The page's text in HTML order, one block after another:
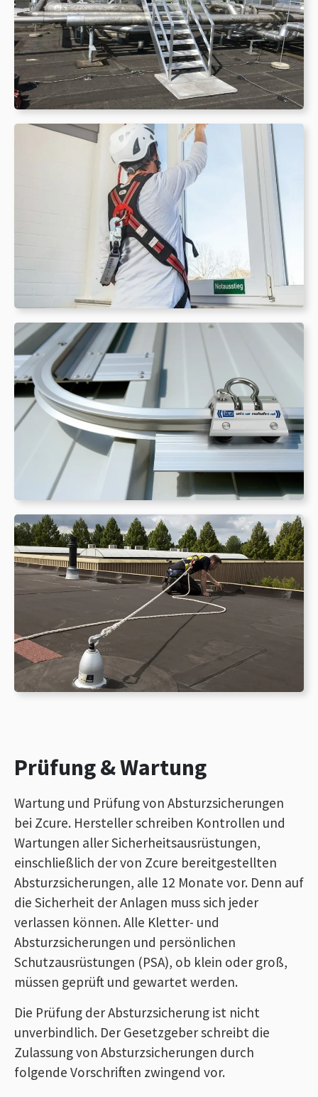
Prüfung & Wartung
Wartung und Prüfung von Absturzsicherungen
bei Zcure. Hersteller schreiben Kontrollen und
Wartungen aller Sicherheitsausrüstungen,
einschließlich der von Zcure bereitgestellten
Absturzsicherungen, alle 12 Monate vor. Denn auf
die Sicherheit der Anlagen muss sich jeder
verlassen können. Alle Kletter- und
Absturzsicherungen und persönlichen
Schutzausrüstungen (PSA), ob klein oder groß,
müssen geprüft und gewartet werden.
Die Prüfung der Absturzsicherung ist nicht
unverbindlich. Der Gesetzgeber schreibt die
Zulassung von Absturzsicherungen durch
folgende Vorschriften zwingend vor.